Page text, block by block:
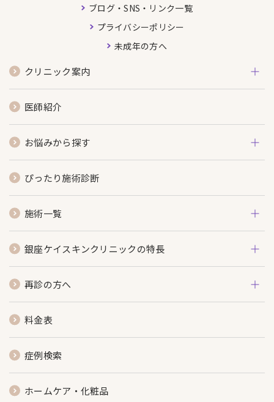
ブログ・SNS・リンク一覧
プライバシーポリシー
未成年の方へ
クリニック案内
医師紹介
お悩みから探す
ぴったり施術診断
施術一覧
銀座ケイスキンクリニックの特長
再診の方へ
料金表
症例検索
ホームケア・化粧品